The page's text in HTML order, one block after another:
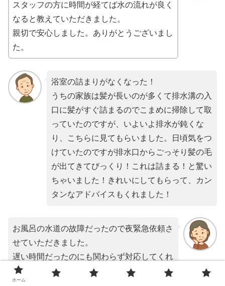
スタッフの方に時間が経てば水の流れが良く
なると教えていただきました。
親切で安心しました。ありがとうございまし
た。
浴室の詰まりがなくなった！
うちの家族は髪が長いのが多くて排水溝の入
口に髪がすぐ詰まるのでこまめに掃除して取
っていたのですが、いよいよ排水が鈍くな
り、こちらに見てもらいました。日頃気をつ
けていたのですが排水口からごっそり髪の毛
が出てきてびっくり！これは詰まる！と驚い
ちゃいました！きれいにしてもらって、カン
タンなアドバイスもくれました！
お風呂の水道の故障だったので夜緊急依頼さ
せていただきました。
遅い時間だったのにも関わらず対応してくれ
ました。
ホーム